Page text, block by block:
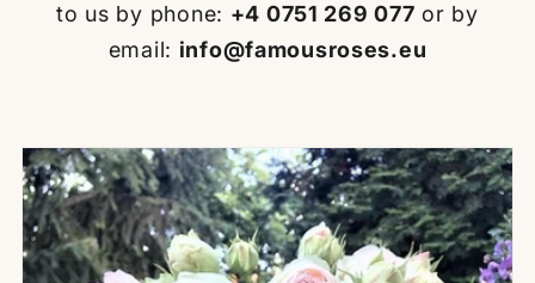
to us by phone: +4 0751 269 077 or by
email: info@famousroses.eu